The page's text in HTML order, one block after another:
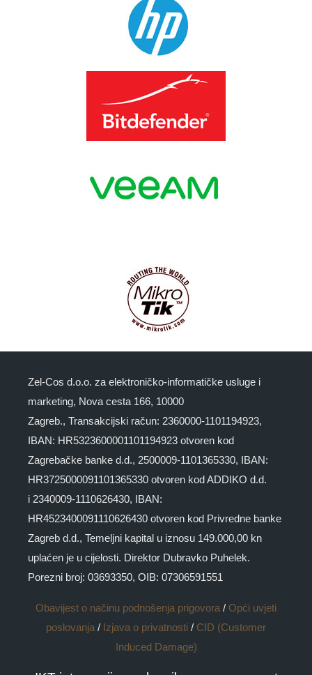
Zel-Cos d.o.o. za elektroničko-informatičke usluge i
marketing, Nova cesta 166, 10000
Zagreb., Transakcijski račun: 2360000-1101194923,
IBAN: HR5323600001101194923 otvoren kod
Zagrebačke banke d.d., 2500009-1101365330, IBAN:
HR3725000091101365330 otvoren kod ADDIKO d.d.
i 2340009-1110626430, IBAN:
HR4523400091110626430 otvoren kod Privredne banke
Zagreb d.d., Temeljni kapital u iznosu 149.000,00 kn
uplaćen je u cijelosti. Direktor Dubravko Puhelek.
Porezni broj: 03693350, OIB: 07306591551
Obavijest o načinu podnošenja prigovora / Opći uvjeti
poslovanja / Izjava o privatnosti / CID (Customer
Induced Damage)